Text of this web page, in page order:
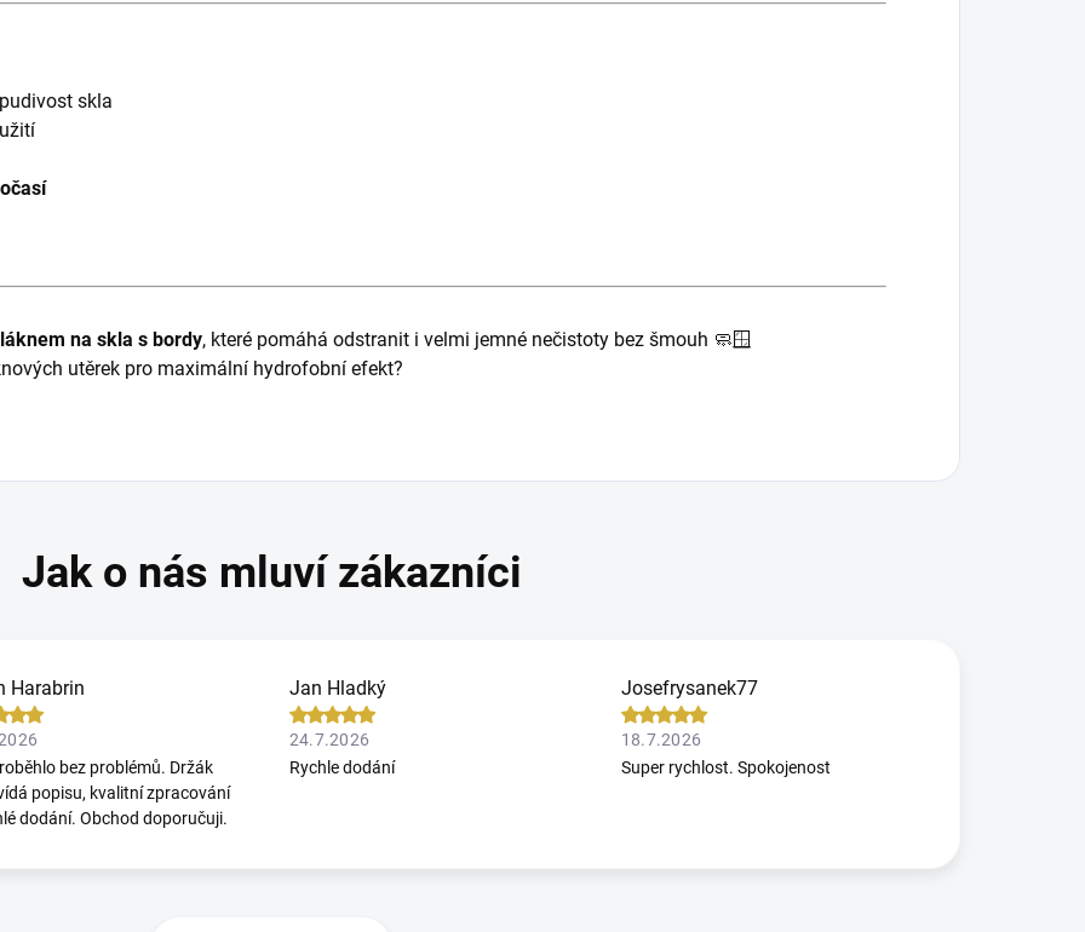
skla
na skla s bordy, které pomáhá odstranit i velmi jemné nečistoty bez šmouh 🧼🪟
utěrek pro maximální hydrofobní efekt?
Harabrin
bez problémů. Držák
popisu, kvalitní zpracování
dodání. Obchod doporučuji.
Jan Hladký
24.7.2026
Rychle dodání
Josefrysanek77
18.7.2026
Super rychlost. Spokojenost